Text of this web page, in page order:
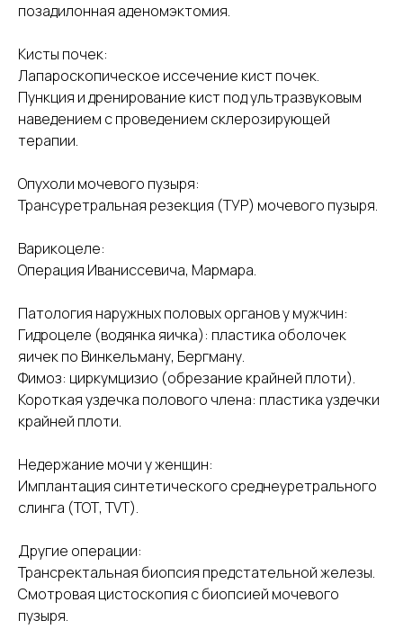
позадилонная аденомэктомия.
Кисты почек:
Лапароскопическое иссечение кист почек.
Пункция и дренирование кист под ультразвуковым
наведением с проведением склерозирующей
терапии.
Опухоли мочевого пузыря:
Трансуретральная резекция (ТУР) мочевого пузыря.
Варикоцеле:
Операция Иваниссевича, Мармара.
Патология наружных половых органов у мужчин:
Гидроцеле (водянка яичка): пластика оболочек
яичек по Винкельману, Бергману.
Фимоз: циркумцизио (обрезание крайней плоти).
Короткая уздечка полового члена: пластика уздечки
крайней плоти.
Недержание мочи у женщин:
Имплантация синтетического среднеуретрального
слинга (ТОТ, TVT).
Другие операции:
Трансректальная биопсия предстательной железы.
Смотровая цистоскопия с биопсией мочевого
пузыря.